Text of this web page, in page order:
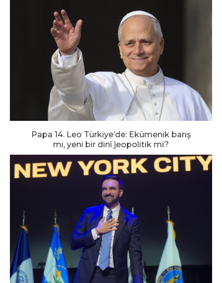
Papa 14. Leo Türkiye’de: Ekümenik barış
mı, yeni bir dinî jeopolitik mi?